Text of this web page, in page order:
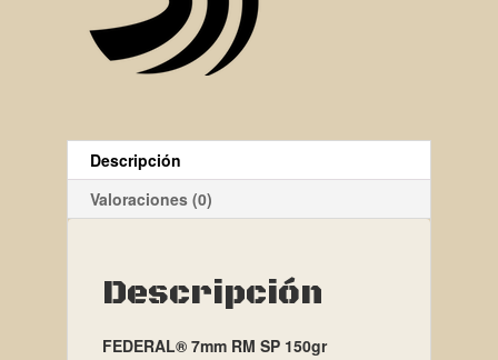
Descripción
Valoraciones (0)
Descripción
FEDERAL® 7mm RM SP 150gr